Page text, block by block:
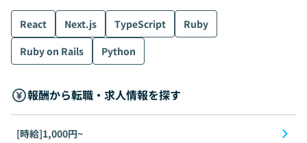
React Next.js TypeScript
Ruby
Ruby on Rails
Python
報酬から転職・求人情報を探す
[時給]1,000円~